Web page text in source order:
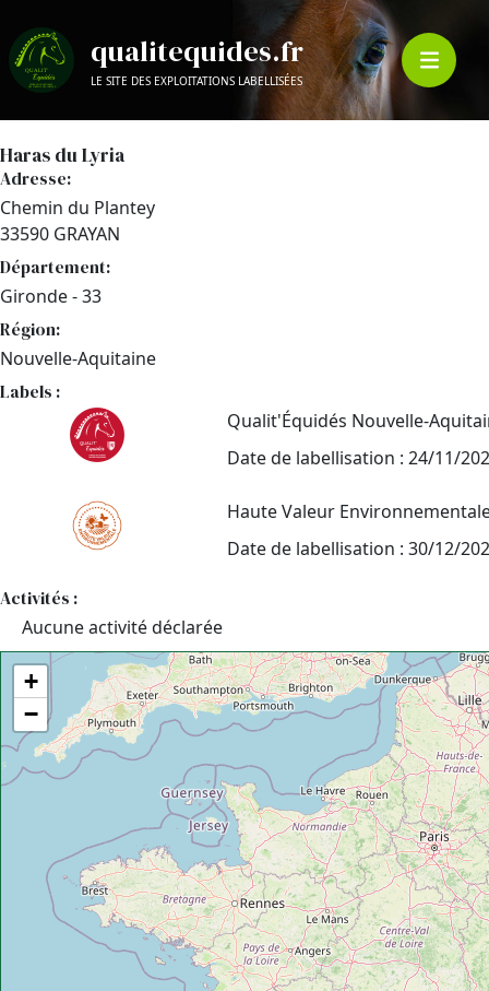
qualitequides.fr
LE SITE DES EXPLOITATIONS LABELLISÉES
Haras du Lyria
Adresse:
Chemin du Plantey
33590 GRAYAN
Département:
Gironde - 33
Région:
Nouvelle-Aquitaine
Labels :
Qualit'Équidés Nouvelle-
Date de labellisation : 24/11/
Haute Valeur
Date de labellisation : 30/12/
Activités :
Aucune activité déclarée
+
−